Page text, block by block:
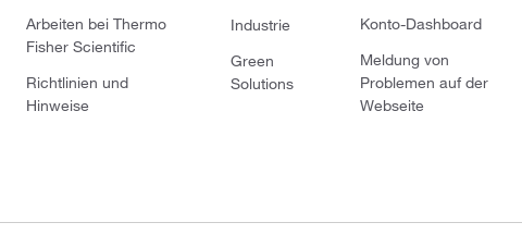
Arbeiten bei Thermo
Fisher Scientific
Richtlinien und
Hinweise
Industrie
Green
Solutions
Konto-Dashboard
Meldung von
Problemen auf der
Webseite